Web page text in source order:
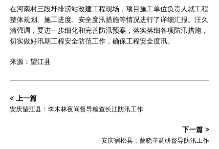
在河南村三段圩排涝站改建工程现场，项目施工单位负责人就工程
整体规划、施工进度、安全度汛措施等情况进行了详细汇报。汪久
清强调，要进一步细化和完善防汛预案，落实落细各项防汛措施，
切实做好汛期工程安全防范工作，确保工程安全度汛。
来源：望江县
上一篇
安庆望江县：李木林夜间督导检查长江防汛工作
下一篇
安庆宿松县：曹晓革调研督导防汛工作